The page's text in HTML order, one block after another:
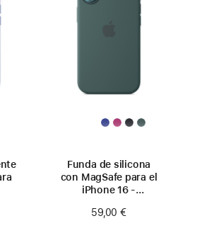
Funda de silicona
con MagSafe para el
iPhone 16 -
59,00 €